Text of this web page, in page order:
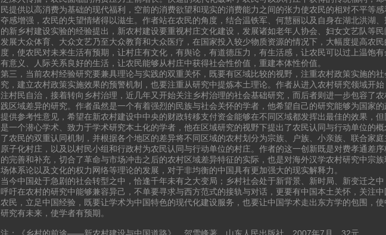
民提供以高消费为基础的现代福利，空前的消费欲望和现实的消费能力之间的张力使农民的相对不平等感
夺感增强，农民的失望情绪得以滋生。作者站在农民的角度，结合温铁军、何慧丽以及自身在湖北洪湖
的新乡村建设实验的经验提出，新农村建设要重视村庄文化建设，发展诸如老年人协会、妇女文艺队等民
发展大众体育、大众文艺乃至大众教育和大众医疗，在国家投入较少物质资源的情况下，大幅度提高农民
度，使农民对未来生活有预期，让村庄有文化，有舆论，有道德压力，有生活感，让农民可以过上温饱有
有意义、人际关系良好的生活，让农民能够从村庄中获得社会性价值，重建本体性价值。
第三，当前农村经验研究要兼具理论与实践的双重关怀，既要有区域比较的视野，注重农村政策实施的
究，建立农村政策实施效果的预警机制，也要注重从研究中提炼本土理论。作者从进入农村研究领域开始
注村民自治，接着转向乡村治理，近几年又开始关注乡村治理的社会基础研究，而后者则进一步包容了农
践区域差异的研究。作者虽然是一个有着强烈的民族与社会关怀的学者，他希望自己的研究能够为国家
提供参考性意见，希望在新农村建设中中央的财政转移支付资金能够在不同区域都发挥出最佳的效果，
是一个潜心学术、致力于学术研究本土化的学者，他在区域研究的视野下提出了农民认同与行动单位的概
了农民的双重认同机制，并根据各个地区的差异将不同区域的农村划分为宗族、户族、小亲族、联合家庭
原子化村庄，以及以村民小组和行政村为农民认同与行动单位的村庄。作者的这一创新既是对费孝通差序
的完善和补充，切合了革命与市场冲击之后的农村区域差异特征的实际，也是对海外汉学农村研究中宗族
场体系论以及文化的权力网络等理论的发展，对于非均衡的中国具有更加强大的现实解释力。
当今中国处于急剧的社会转型之中，恰逢千年未有之大变局；乡村社会处于新背景、新时局、新变迁之中
呼吁在农村的研究中能够兼容异己，不单要寻求与西方范式的接轨与对话，更要有中国本土关怀，关注中
农民，立足中国经验，既要让学术为中国特色的现代化建设服务，也要让中国学术走出东方学的包围，使
研究有未来，使学者有预期。
注：《乡村的前途——新农村建设与中国道路》，贺雪峰著，山东人民出版社，2007年7月